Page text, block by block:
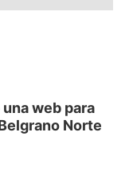
web para
Norte